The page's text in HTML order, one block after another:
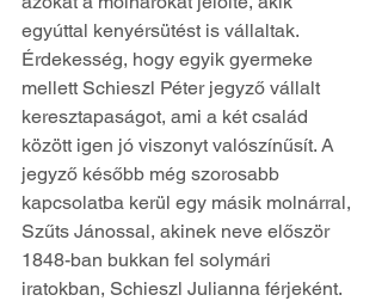
egyúttal kenyérsütést is vállaltak.
Érdekesség, hogy egyik gyermeke
mellett Schieszl Péter jegyző vállalt
keresztapaságot, ami a két család
között igen jó viszonyt valószínűsít. A
jegyző később még szorosabb
kapcsolatba kerül egy másik molnárral,
Szűts Jánossal, akinek neve először
1848-ban bukkan fel solymári
iratokban, Schieszl Julianna férjeként.